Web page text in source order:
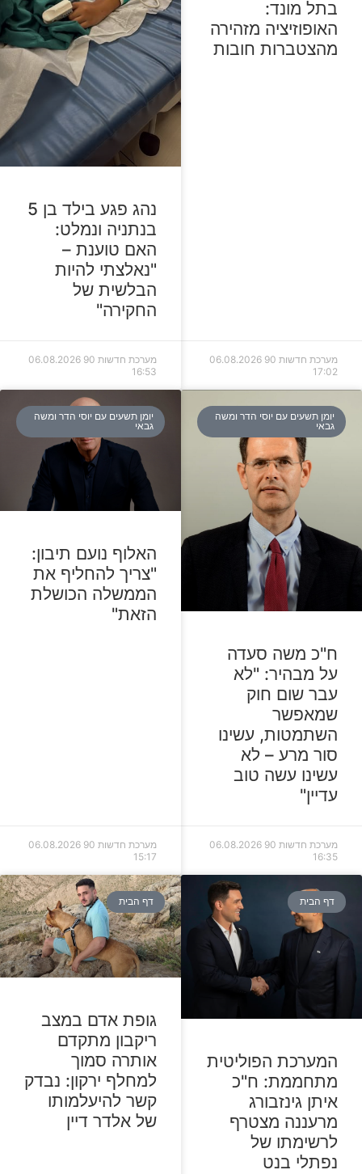
בתל מונד:
האופוזיציה מזהירה
מהצטברות חובות
מערכת חדשות 90
06.08.2026
17:02
נהג פגע בילד בן 5
בנתניה ונמלט:
האם טוענת –
"נאלצתי להיות
הבלשית של
החקירה"
מערכת חדשות 90
06.08.2026
16:53
יומן תשעים עם יוסי הדר ומשה
גבאי
ח"כ משה סעדה
על מבהיר: "לא
עבר שום חוק
שמאפשר
השתמטות, עשינו
סור מרע – לא
עשינו עשה טוב
עדיין"
מערכת חדשות 90
06.08.2026
16:35
יומן תשעים עם יוסי הדר ומשה
גבאי
האלוף נועם תיבון:
"צריך להחליף את
הממשלה הכושלת
הזאת"
מערכת חדשות 90
06.08.2026
15:17
דף הבית
המערכת הפוליטית
מתחממת: ח"כ
איתן גינזבורג
מרעננה מצטרף
לרשימתו של
נפתלי בנט
דף הבית
גופת אדם במצב
ריקבון מתקדם
אותרה סמוך
למחלף ירקון: נבדק
קשר להיעלמותו
של אלדר דיין